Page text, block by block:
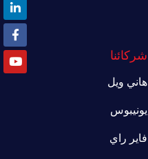
شركائنا
هاني ويل
يونيبوس
فاير راي